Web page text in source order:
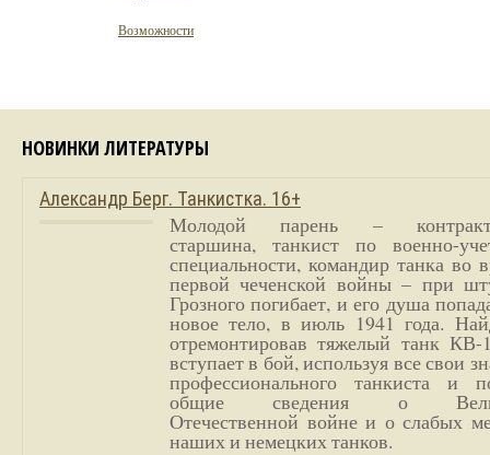
Возможности
НОВИНКИ ЛИТЕРАТУРЫ
Александр Берг. Танкистка. 16+
Молодой парень –
старшина, танкист по военно-
специальности, командир танка во
первой чеченской войны – при
Грозного погибает, и его душа
новое тело, в июль 1941 года.
отремонтировав тяжелый танк
вступает в бой, используя все свои
профессионального танкиста и
общие сведения о
Отечественной войне и о слабых
наших и немецких танков.